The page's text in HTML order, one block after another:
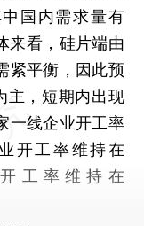
国内需求量有
来看，硅片端由
紧平衡，因此预
主，短期内出现
一线企业开工率
开工率维持在
工率维持在